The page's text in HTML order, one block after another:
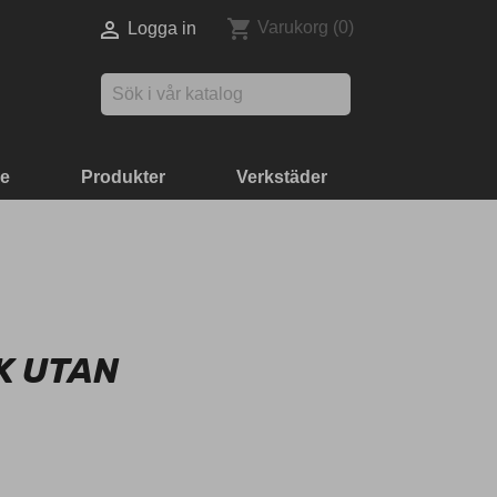
 Logga in shopping_cart Varukorg (0)
Produkter Verkstäder
UTAN